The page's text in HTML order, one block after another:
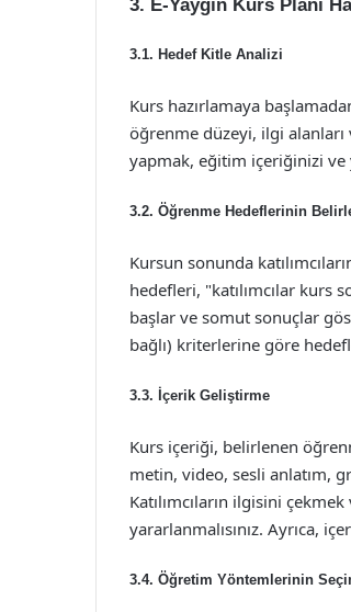
3. E-Yaygın Kurs Planı
3.1. Hedef Kitle Analizi
Kurs hazırlamaya
öğrenme düzeyi, ilgi
yapmak, eğitim içeriğinizi
3.2. Öğrenme Hedeflerinin
Kursun sonunda
hedefleri, "katılımcılar kurs
başlar ve somut sonuçlar
bağlı) kriterlerine göre
3.3. İçerik Geliştirme
Kurs içeriği, belirlenen
metin, video, sesli anlatım,
Katılımcıların ilgisini
yararlanmalısınız. Ayrıca,
3.4. Öğretim Yöntemlerinin